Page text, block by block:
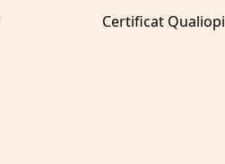
Certificat Qualiopi